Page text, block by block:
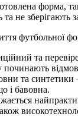
форма,
та не
футбольної
та
починають
та
і бавовна.